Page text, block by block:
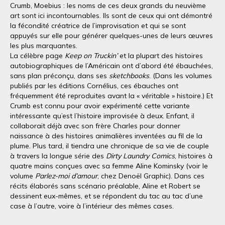
Crumb, Moebius : les noms de ces deux grands du neuvième
art sont ici incontournables. Ils sont de ceux qui ont démontré
la fécondité créatrice de l’improvisation et qui se sont
appuyés sur elle pour générer quelques-unes de leurs œuvres
les plus marquantes.
La célèbre page Keep on Truckin’et la plupart des histoires
autobiographiques de l’Américain ont d’abord été ébauchées,
sans plan préconçu, dans ses sketchbooks. (Dans les volumes
publiés par les éditions Cornélius, ces ébauches ont
fréquemment été reproduites avant la « véritable » histoire.) Et
Crumb est connu pour avoir expérimenté cette variante
intéressante qu’est l’histoire improvisée à deux. Enfant, il
collaborait déjà avec son frère Charles pour donner
naissance à des histoires animalières inventées au fil de la
plume. Plus tard, il tiendra une chronique de sa vie de couple
à travers la longue série des Dirty Laundry Comics, histoires à
quatre mains conçues avec sa femme Aline Kominsky (voir le
volume Parlez-moi d’amour, chez Denoël Graphic). Dans ces
récits élaborés sans scénario préalable, Aline et Robert se
dessinent eux-mêmes, et se répondent du tac au tac d’une
case à l’autre, voire à l’intérieur des mêmes cases.